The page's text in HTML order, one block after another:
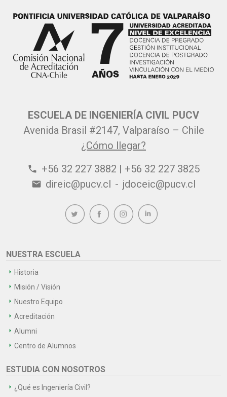
ESCUELA DE INGENIERÍA CIVIL PUCV
Avenida Brasil #2147, Valparaíso – Chile
¿Cómo llegar?
phone +56 32 227 3882 | +56 32 227 3825
email direic@pucv.cl - jdoceic@pucv.cl
NUESTRA ESCUELA
Historia
Misión / Visión
Nuestro Equipo
Acreditación
Alumni
Centro de Alumnos
ESTUDIA CON NOSOTROS
¿Qué es Ingeniería Civil?